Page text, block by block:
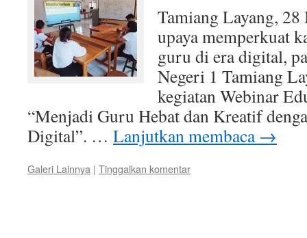
Tamiang Layang,
upaya memperkuat
guru di era digital,
Negeri 1 Tamiang
kegiatan Webinar
“Menjadi Guru Hebat dan Kreatif
Digital”. … Lanjutkan membaca →
Galeri Lainnya | Tinggalkan komentar